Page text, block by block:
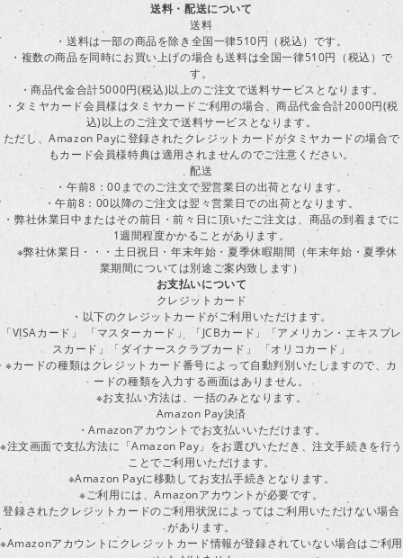
送料・配送について
送料
・送料は一部の商品を除き全国一律510円（税込）です。
・複数の商品を同時にお買い上げの場合も送料は全国一律510円（税込）で
す。
・商品代金合計5000円(税込)以上のご注文で送料サービスとなります。
・タミヤカード会員様はタミヤカードご利用の場合、商品代金合計2000円(税
込)以上のご注文で送料サービスとなります。
ただし、Amazon Payに登録されたクレジットカードがタミヤカードの場合で
もカード会員様特典は適用されませんのでご注意ください。
配送
・午前8：00までのご注文で翌営業日の出荷となります。
・午前8：00以降のご注文は翌々営業日での出荷となります。
・弊社休業日中またはその前日・前々日に頂いたご注文は、商品の到着までに
1週間程度かかることがあります。
※弊社休業日・・・土日祝日・年末年始・夏季休暇期間（年末年始・夏季休
業期間については別途ご案内致します）
お支払いについて
クレジットカード
・以下のクレジットカードがご利用いただけます。
「VISAカード」 「マスターカード」 「JCBカード」「アメリカン・エキスプレ
スカード」「ダイナースクラブカード」 「オリコカード」
※カードの種類はクレジットカード番号によって自動判別いたしますので、カ
ードの種類を入力する画面はありません。
※お支払い方法は、一括のみとなります。
Amazon Pay決済
・Amazonアカウントでお支払いいただけます。
※注文画面で支払方法に「Amazon Pay」をお選びいただき、注文手続きを行う
ことでご利用いただけます。
※Amazon Payに移動してお支払手続きとなります。
※ご利用には、Amazonアカウントが必要です。
登録されたクレジットカードのご利用状況によってはご利用いただけない場合
があります。
※Amazonアカウントにクレジットカード情報が登録されていない場合はご利用